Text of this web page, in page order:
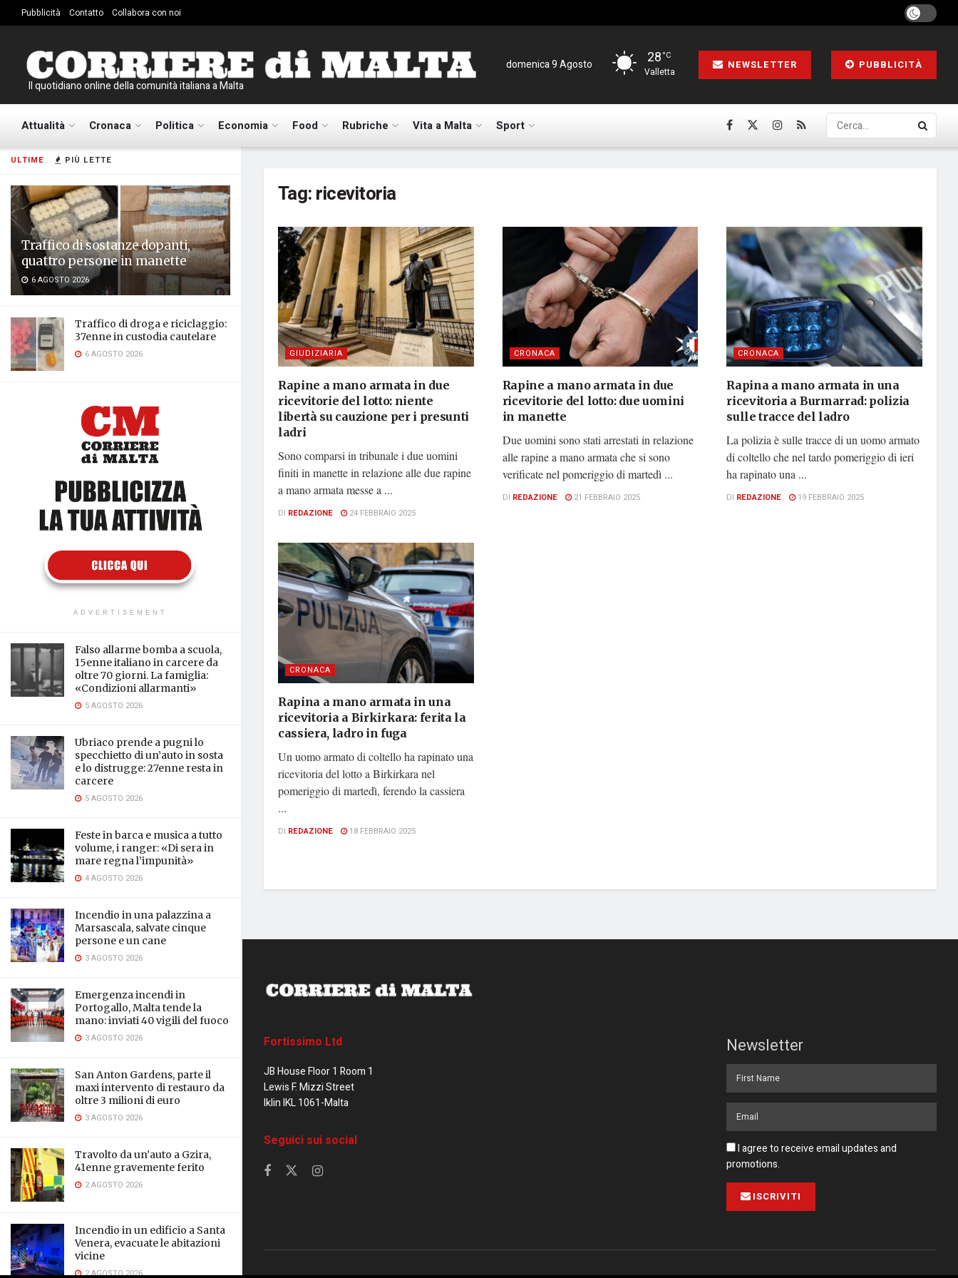
ULTIME PIÙ LETTE
Traffico di sostanze dopanti,
quattro persone in manette
6 AGOSTO 2026
Traffico di droga e riciclaggio:
37enne in custodia cautelare
6 AGOSTO 2026
ADVERTISEMENT
Falso allarme bomba a scuola,
15enne italiano in carcere da
oltre 70 giorni. La famiglia:
«Condizioni allarmanti»
5 AGOSTO 2026
Ubriaco prende a pugni lo
specchietto di un’auto in sosta
e lo distrugge: 27enne resta in
carcere
5 AGOSTO 2026
Feste in barca e musica a tutto
volume, i ranger: «Di sera in
mare regna l’impunità»
4 AGOSTO 2026
Incendio in una palazzina a
Marsascala, salvate cinque
persone e un cane
3 AGOSTO 2026
Emergenza incendi in
Portogallo, Malta tende la
mano: inviati 40 vigili del fuoco
3 AGOSTO 2026
San Anton Gardens, parte il
maxi intervento di restauro da
oltre 3 milioni di euro
3 AGOSTO 2026
Travolto da un’auto a Gzira,
41enne gravemente ferito
2 AGOSTO 2026
Incendio in un edificio a Santa
Venera, evacuate le abitazioni
vicine
2 AGOSTO 2026
Pubblicità Contatto Collabora con noi
Il quotidiano online della comunità italiana a Malta
domenica 9 Agosto 28°C
Valletta
NEWSLETTER PUBBLICITÀ
Attualità Cronaca Politica Economia Food Rubriche Vita a Malta Sport
Tag:ricevitoria
GIUDIZIARIA
Rapine a mano armata in due
ricevitorie del lotto: niente
libertà su cauzione per i presunti
ladri
Sono comparsi in tribunale i due uomini
finiti in manette in relazione alle due rapine
a mano armata messe a ...
DI REDAZIONE 24 FEBBRAIO 2025
CRONACA
Rapine a mano armata in due
ricevitorie del lotto: due uomini
in manette
Due uomini sono stati arrestati in relazione
alle rapine a mano armata che si sono
verificate nel pomeriggio di martedì ...
DI REDAZIONE 21 FEBBRAIO 2025
CRONACA
Rapina a mano armata in una
ricevitoria a Burmarrad: polizia
sulle tracce del ladro
La polizia è sulle tracce di un uomo armato
di coltello che nel tardo pomeriggio di ieri
ha rapinato una ...
DI REDAZIONE 19 FEBBRAIO 2025
CRONACA
Rapina a mano armata in una
ricevitoria a Birkirkara: ferita la
cassiera, ladro in fuga
Un uomo armato di coltello ha rapinato una
ricevitoria del lotto a Birkirkara nel
pomeriggio di martedì, ferendo la cassiera
...
DI REDAZIONE 18 FEBBRAIO 2025
Fortissimo Ltd
JB House Floor 1 Room 1
Lewis F. Mizzi Street
Iklin IKL 1061-Malta
Seguici sui social
Newsletter
I agree to receive email updates and
promotions.
ISCRIVITI